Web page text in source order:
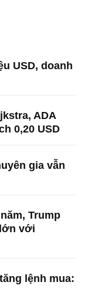
USD, doanh
ADA
0,20 USD
gia vẫn
Trump
với
lệnh mua: